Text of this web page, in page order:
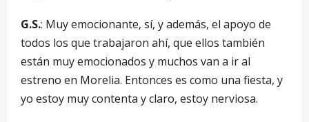
G.S.: Muy emocionante, sí, y además, el apoyo de
todos los que trabajaron ahí, que ellos también
están muy emocionados y muchos van a ir al
estreno en Morelia. Entonces es como una fiesta, y
yo estoy muy contenta y claro, estoy nerviosa.